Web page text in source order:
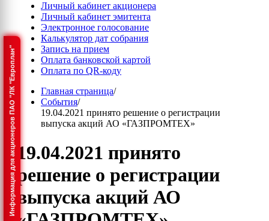
Информация для акционеров ПАО "ЛК "Европлан"
Личный кабинет акционера
Личный кабинет эмитента
Электронное голосование
Калькулятор дат собрания
Запись на прием
Оплата банковской картой
Оплата по QR-коду
Главная страница/
События/
19.04.2021 принято решение о регистрации
выпуска акций АО «ГАЗПРОМТЕХ»
19.04.2021 принято
решение о регистрации
выпуска акций АО